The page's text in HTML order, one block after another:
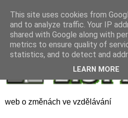
web o změnách ve vzdělávání
This site uses cookies from
and to analyze traffic. Your IP
shared with Google along with
metrics to ensure quality of
statistics, and to detect and
LEARN MORE